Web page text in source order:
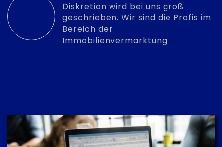
Diskretion wird bei uns groß
geschrieben. Wir sind die Profis im
Bereich der
Immobilienvermarktung